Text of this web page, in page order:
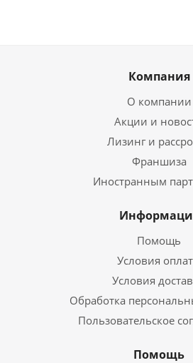
Компания
О компании
Акции и
Лизинг и
Франшиза
Иностранным
Помощь
Условия
Условия
Обработка
Пользовательское
Помощь